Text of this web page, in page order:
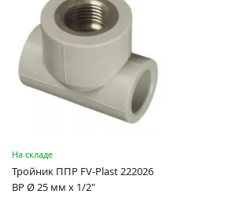
На складе
Тройник ППР FV-Plast 222026
ВР Ø 25 мм x 1/2"